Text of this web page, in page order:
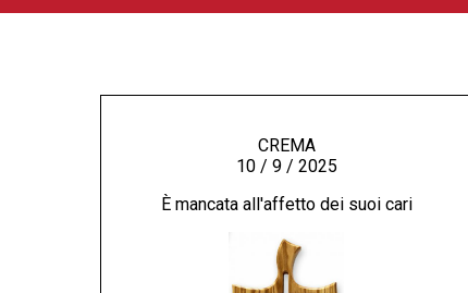
CREMA
10 / 9 / 2025
È mancata all'affetto dei suoi cari